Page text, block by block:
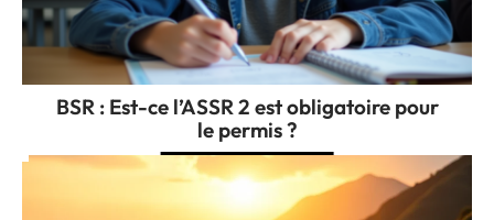
BSR : Est-ce l’ASSR 2 est obligatoire pour
le permis ?